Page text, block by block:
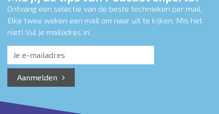
Ontvang een selectie van de beste technieken per mail.
Elke twee weken een mail om naar uit te kijken. Mis het
niet! Vul je mailadres in.
Aanmelden